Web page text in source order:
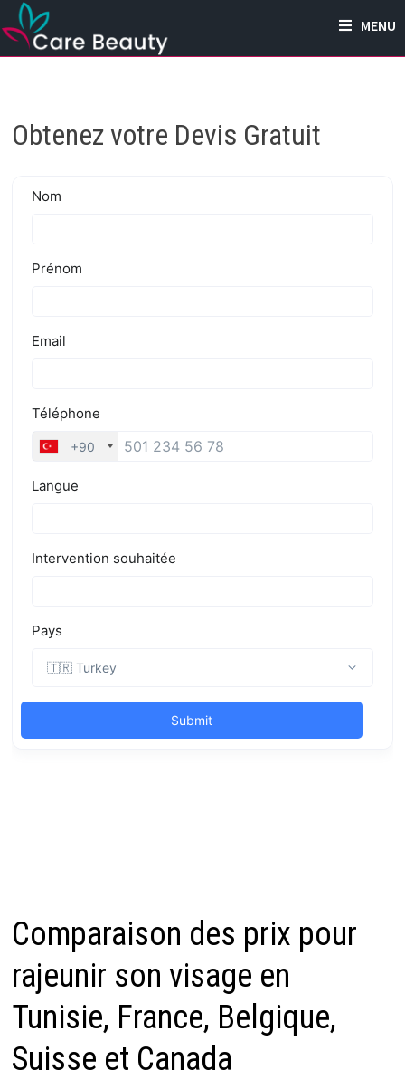
Passer
au
contenu
MENU
Obtenez votre Devis Gratuit
Comparaison des prix pour
rajeunir son visage en
Tunisie, France, Belgique,
Suisse et Canada